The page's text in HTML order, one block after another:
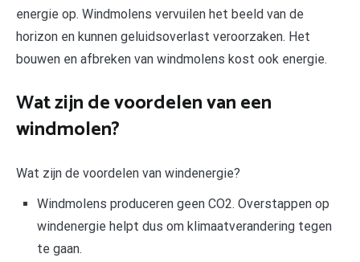
energie op. Windmolens vervuilen het beeld van de
horizon en kunnen geluidsoverlast veroorzaken. Het
bouwen en afbreken van windmolens kost ook energie.
Wat zijn de voordelen van een
windmolen?
Wat zijn de voordelen van windenergie?
Windmolens produceren geen CO2. Overstappen op
windenergie helpt dus om klimaatverandering tegen
te gaan.